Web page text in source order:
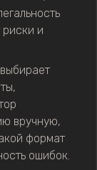
и
вручную,
формат
ошибок.